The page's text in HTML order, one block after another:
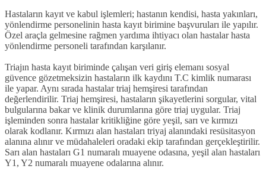
Hastaların kayıt ve kabul işlemleri; hastanın kendisi, hasta yakınları,
yönlendirme personelinin hasta kayıt birimine başvuruları ile yapılır.
Özel araçla gelmesine rağmen yardıma ihtiyacı olan hastalar hasta
yönlendirme personeli tarafından karşılanır.
Triajın hasta kayıt biriminde çalışan veri giriş elemanı sosyal
güvence gözetmeksizin hastaların ilk kaydını T.C kimlik numarası
ile yapar. Aynı sırada hastalar triaj hemşiresi tarafından
değerlendirilir. Triaj hemşiresi, hastaların şikayetlerini sorgular, vital
bulgularına bakar ve klinik durumlarına göre triaj uygular. Triaj
işleminden sonra hastalar kritikliğine göre yeşil, sarı ve kırmızı
olarak kodlanır. Kırmızı alan hastaları triyaj alanındaki resüsitasyon
alanına alınır ve müdahaleleri oradaki ekip tarafından gerçekleştirilir.
Sarı alan hastaları G1 numaralı muayene odasına, yeşil alan hastaları
Y1, Y2 numaralı muayene odalarına alınır.